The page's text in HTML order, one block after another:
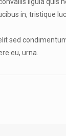
in, tristique
sed
eu, urna.